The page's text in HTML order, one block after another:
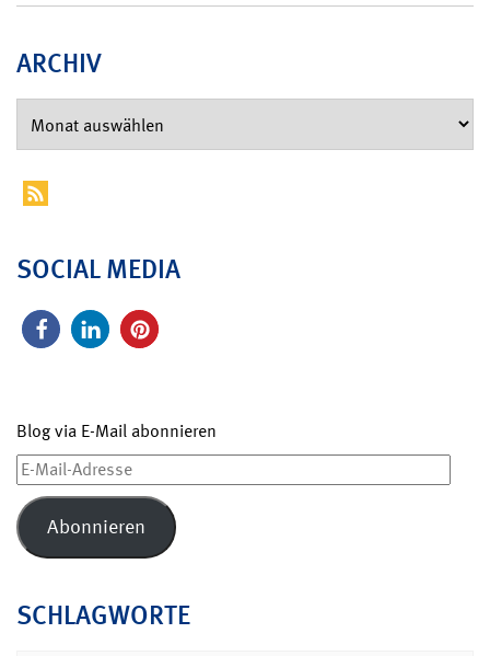
ARCHIV
SOCIAL MEDIA
Blog via E-Mail abonnieren
E-
Mail-
Adresse
Abonnieren
SCHLAGWORTE